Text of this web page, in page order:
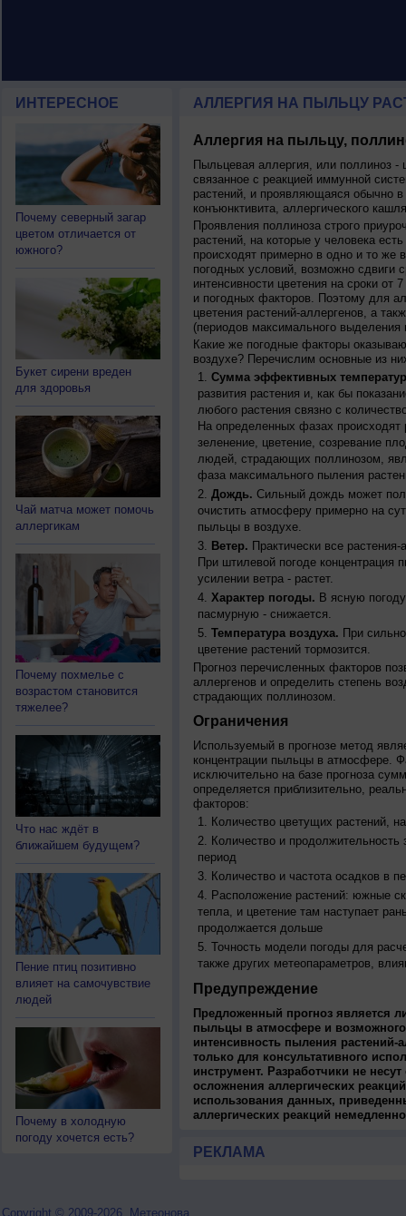
ИНТЕРЕСНОЕ
Почему северный загар
цветом отличается от
южного?
Букет сирени вреден
для здоровья
Чай матча может помочь
аллергикам
Почему похмелье с
возрастом становится
тяжелее?
Что нас ждёт в
ближайшем будущем?
Пение птиц позитивно
влияет на самочувствие
людей
Почему в холодную
погоду хочется есть?
АЛЛЕРГИЯ НА ПЫЛЬЦУ
Аллергия на пыльцу,
Пыльцевая аллергия, или поллиноз -
связанное с реакцией иммунной
растений, и проявляющаяся обычно
конъюнктивита, аллергического
Проявления поллиноза строго
растений, на которые у человека
происходят примерно в одно и то же
погодных условий, возможно сдвиги
интенсивности цветения на сроки от
и погодных факторов. Поэтому для
цветения растений-аллергенов, а
(периодов максимального
Какие же погодные факторы
воздухе? Перечислим основные из
Сумма эффективных
развития растения и, как бы
любого растения связно с
На определенных фазах происходят
зеленение, цветение, созревание
людей, страдающих поллинозом,
фаза максимального пыления
Дождь. Сильный дождь может
очистить атмосферу примерно на
пыльцы в воздухе.
Ветер. Практически все
При штилевой погоде
усилении ветра - растет.
Характер погоды. В ясную
пасмурную - снижается.
Температура воздуха. При
цветение растений тормозится.
Прогноз перечисленных факторов
аллергенов и определить степень
страдающих поллинозом.
Ограничения
Используемый в прогнозе метод
концентрации пыльцы в атмосфере.
исключительно на базе прогноза
определяется приблизительно,
факторов:
Количество цветущих растений,
Количество и продолжительность
период
Количество и частота осадков в
Расположение растений: южные
тепла, и цветение там наступает
продолжается дольше
Точность модели погоды для
также других метеопараметров,
Предупреждение
Предложенный прогноз является
пыльцы в атмосфере и
интенсивность пыления растений-
только для консультативного
инструмент. Разработчики не
осложнения аллергических
использования данных,
аллергических реакций
РЕКЛАМА
Copyright © 2009-2026, Метеонова